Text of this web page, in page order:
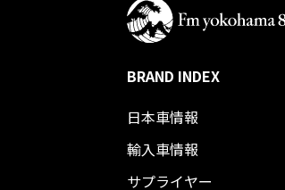
BRAND INDEX
日本車情報​
輸入車情報
サプライヤー